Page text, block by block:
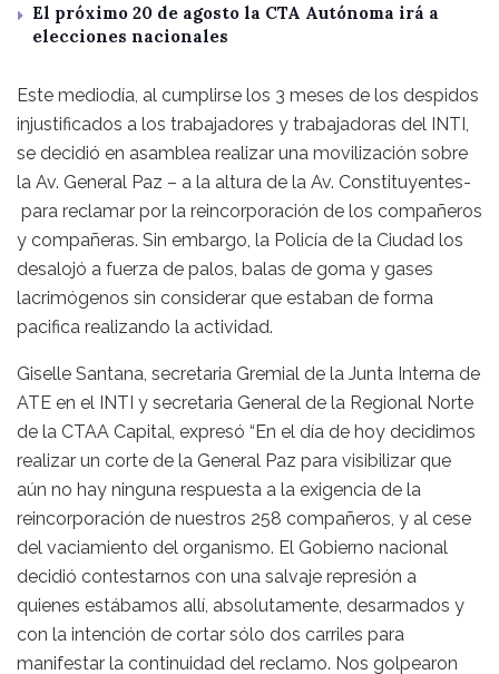
El próximo 20 de agosto la CTA Autónoma irá a
elecciones nacionales
Este mediodía, al cumplirse los 3 meses de los despidos
injustificados a los trabajadores y trabajadoras del INTI,
se decidió en asamblea realizar una movilización sobre
la Av. General Paz – a la altura de la Av. Constituyentes-
para reclamar por la reincorporación de los compañeros
y compañeras. Sin embargo, la Policía de la Ciudad los
desalojó a fuerza de palos, balas de goma y gases
lacrimógenos sin considerar que estaban de forma
pacifica realizando la actividad.
Giselle Santana, secretaria Gremial de la Junta Interna de
ATE en el INTI y secretaria General de la Regional Norte
de la CTAA Capital, expresó “En el día de hoy decidimos
realizar un corte de la General Paz para visibilizar que
aún no hay ninguna respuesta a la exigencia de la
reincorporación de nuestros 258 compañeros, y al cese
del vaciamiento del organismo. El Gobierno nacional
decidió contestarnos con una salvaje represión a
quienes estábamos allí, absolutamente, desarmados y
con la intención de cortar sólo dos carriles para
manifestar la continuidad del reclamo. Nos golpearon